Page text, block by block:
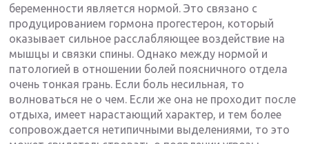
беременности является нормой. Это связано с
продуцированием гормона прогестерон, который
оказывает сильное расслабляющее воздействие на
мышцы и связки спины. Однако между нормой и
патологией в отношении болей поясничного отдела
очень тонкая грань. Если боль несильная, то
волноваться не о чем. Если же она не проходит после
отдыха, имеет нарастающий характер, и тем более
сопровождается нетипичными выделениями, то это